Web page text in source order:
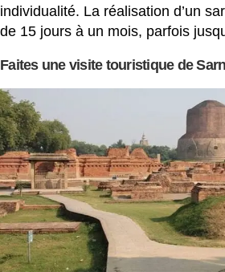
individualité. La réalisation d’un
de 15 jours à un mois, parfois
Faites une visite touristique de